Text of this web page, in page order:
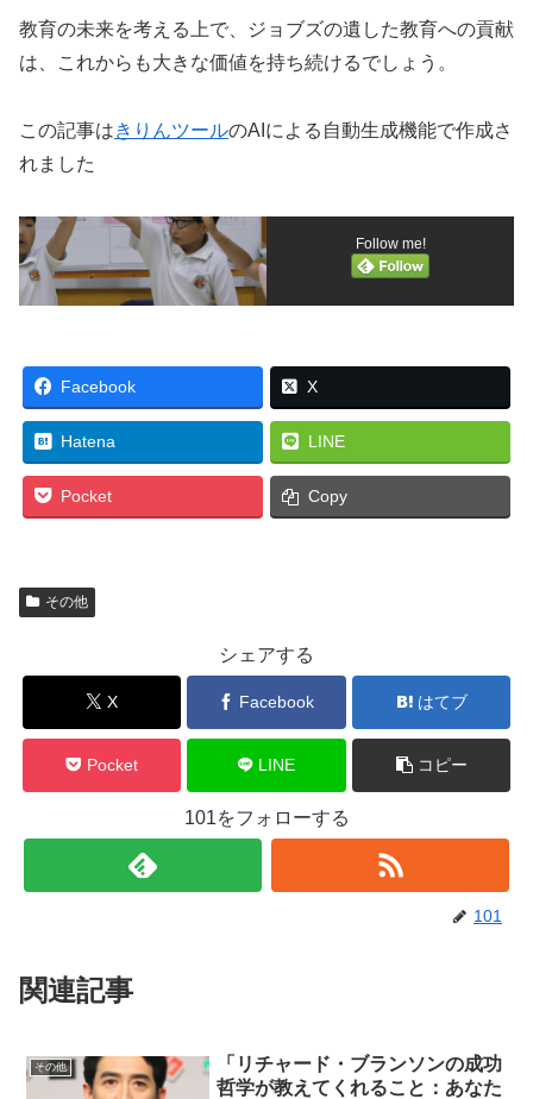
教育の未来を考える上で、ジョブズの遺した教育への貢献
は、これからも大きな価値を持ち続けるでしょう。
この記事はきりんツールのAIによる自動生成機能で作成さ
れました
Follow me!
Facebook X
Hatena LINE
Pocket Copy
その他
シェアする
X Facebook はてブ
Pocket LINE コピー
101をフォローする
101
関連記事
その他
「リチャード・ブランソンの成功
哲学が教えてくれること：あなた